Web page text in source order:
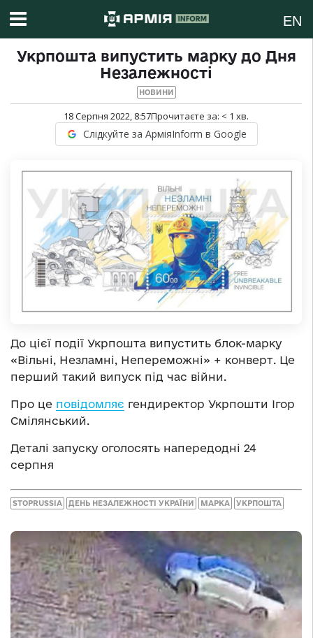
EN
Укрпошта випустить марку до Дня
Незалежності
НОВИНИ
18 Серпня 2022, 8:57Прочитаєте за: < 1 хв.
Слідкуйте за АрміяInform в Google
До цієї події Укрпошта випустить блок-марку
«Вільні, Незламні, Непереможні» + конверт. Це
перший такий випуск під час війни.
Про це повідомляє гендиректор Укрпошти Ігор
Смілянський.
Деталі запуску оголосять напередодні 24
серпня
STOPRUSSIA ДЕНЬ НЕЗАЛЕЖНОСТІ УКРАЇНИ МАРКА УКРПОШТА